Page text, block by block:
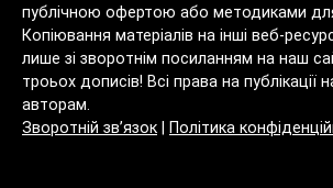
публічною офертою або методиками для
Копіювання матеріалів на інші веб-
лише зі зворотнім посиланням на наш
троьох дописів! Всі права на публікації
авторам.
Зворотній зв’язок
Політика